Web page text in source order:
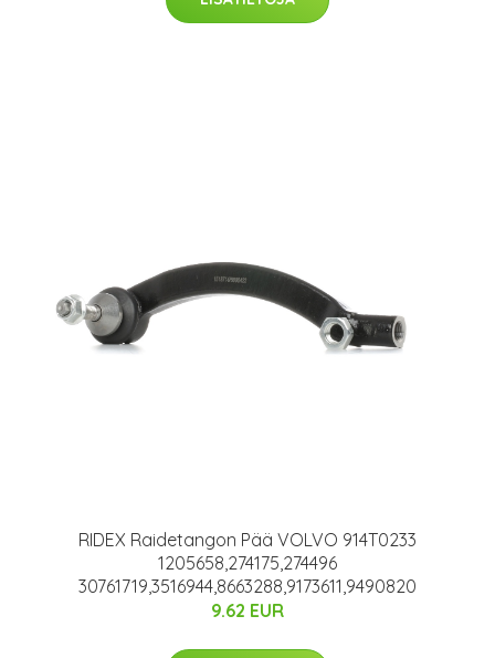
RIDEX Raidetangon Pää VOLVO 914T0233
1205658,274175,274496
30761719,3516944,8663288,9173611,9490820
9.62 EUR